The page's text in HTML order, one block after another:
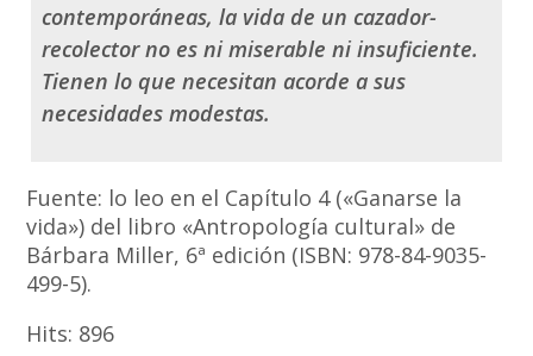
contemporáneas, la vida de un cazador-
recolector no es ni miserable ni insuficiente.
Tienen lo que necesitan acorde a sus
necesidades modestas.
Fuente: lo leo en el Capítulo 4 («Ganarse la
vida») del libro «Antropología cultural» de
Bárbara Miller, 6ª edición (ISBN: 978-84-9035-
499-5).
Hits: 896